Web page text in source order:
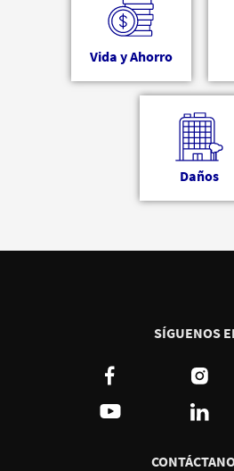
Vida y Ahorro
Daños
SÍGUENOS